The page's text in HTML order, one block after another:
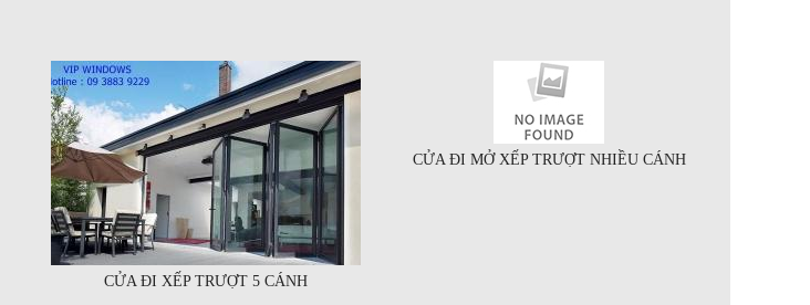
CỬA ĐI XẾP TRƯỢT 5 CÁNH
CỬA ĐI MỞ XẾP TRƯỢT NHIỀU CÁNH